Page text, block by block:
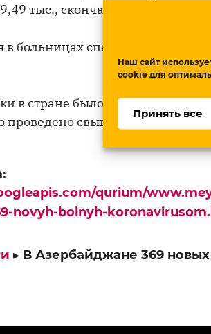
Наш сайт
cookie для
Принять все
тыс., скончались — 363.
больницах специального
в стране было проведено 6,817
проведено свыше 634 тыс. тестов.
qurium/
novyh-bolnyh-
▸ В Азербайджане 369